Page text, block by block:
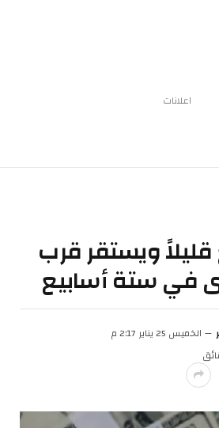
اعلانات
قليلاً ويستقر قرب
في ستة أسابيع
الخميس 25 يناير 2:17 م